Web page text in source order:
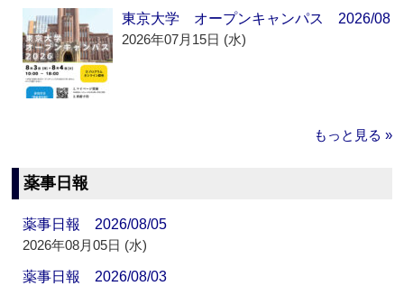
東京大学 オープンキャンパス 2026/08
2026年07月15日 (水)
もっと見る »
薬事日報
薬事日報 2026/08/05
2026年08月05日 (水)
薬事日報 2026/08/03